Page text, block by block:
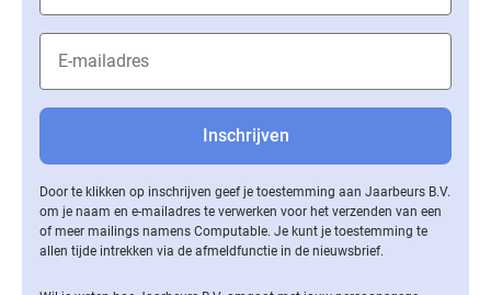
Door te klikken op inschrijven geef je toestemming aan Jaarbeurs B.V.
om je naam en e-mailadres te verwerken voor het verzenden van een
of meer mailings namens Computable. Je kunt je toestemming te
allen tijde intrekken via de af­meld­func­tie in de nieuwsbrief.